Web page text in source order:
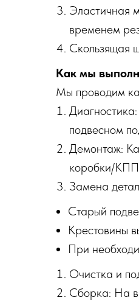
Эластичная
временем
Скользящая
Как мы
Мы проводим
подвесном
Демонтаж:
коробки/
Замена
Старый
Крестовины
При
Очистка и
Сборка: На